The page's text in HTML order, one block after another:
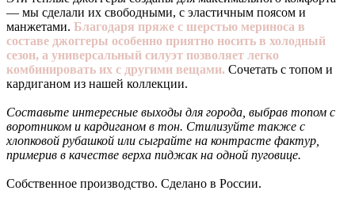
— мы сделали их свободными, с эластичным поясом и
манжетами. Благодаря пряже с шерстью мериноса в
составе джоггеры особенно приятно носить в холодный
сезон, а универсальный силуэт позволяет легко
комбинировать их с другими вещами. Сочетать с топом и
кардиганом из нашей коллекции.
Составьте интересные выходы для города, выбрав топом с
воротником и кардиганом в тон. Стилизуйте также с
хлопковой рубашкой или сыграйте на контрасте фактур,
примерив в качестве верха пиджак на одной пуговице.
Собственное производство. Сделано в России.